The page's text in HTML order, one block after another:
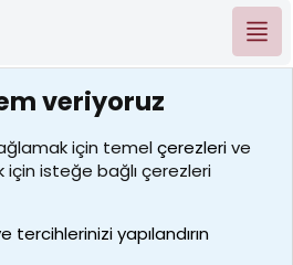
veriyoruz
için temelçerezlerive
isteğe bağlı çerezleri
yapılandırın